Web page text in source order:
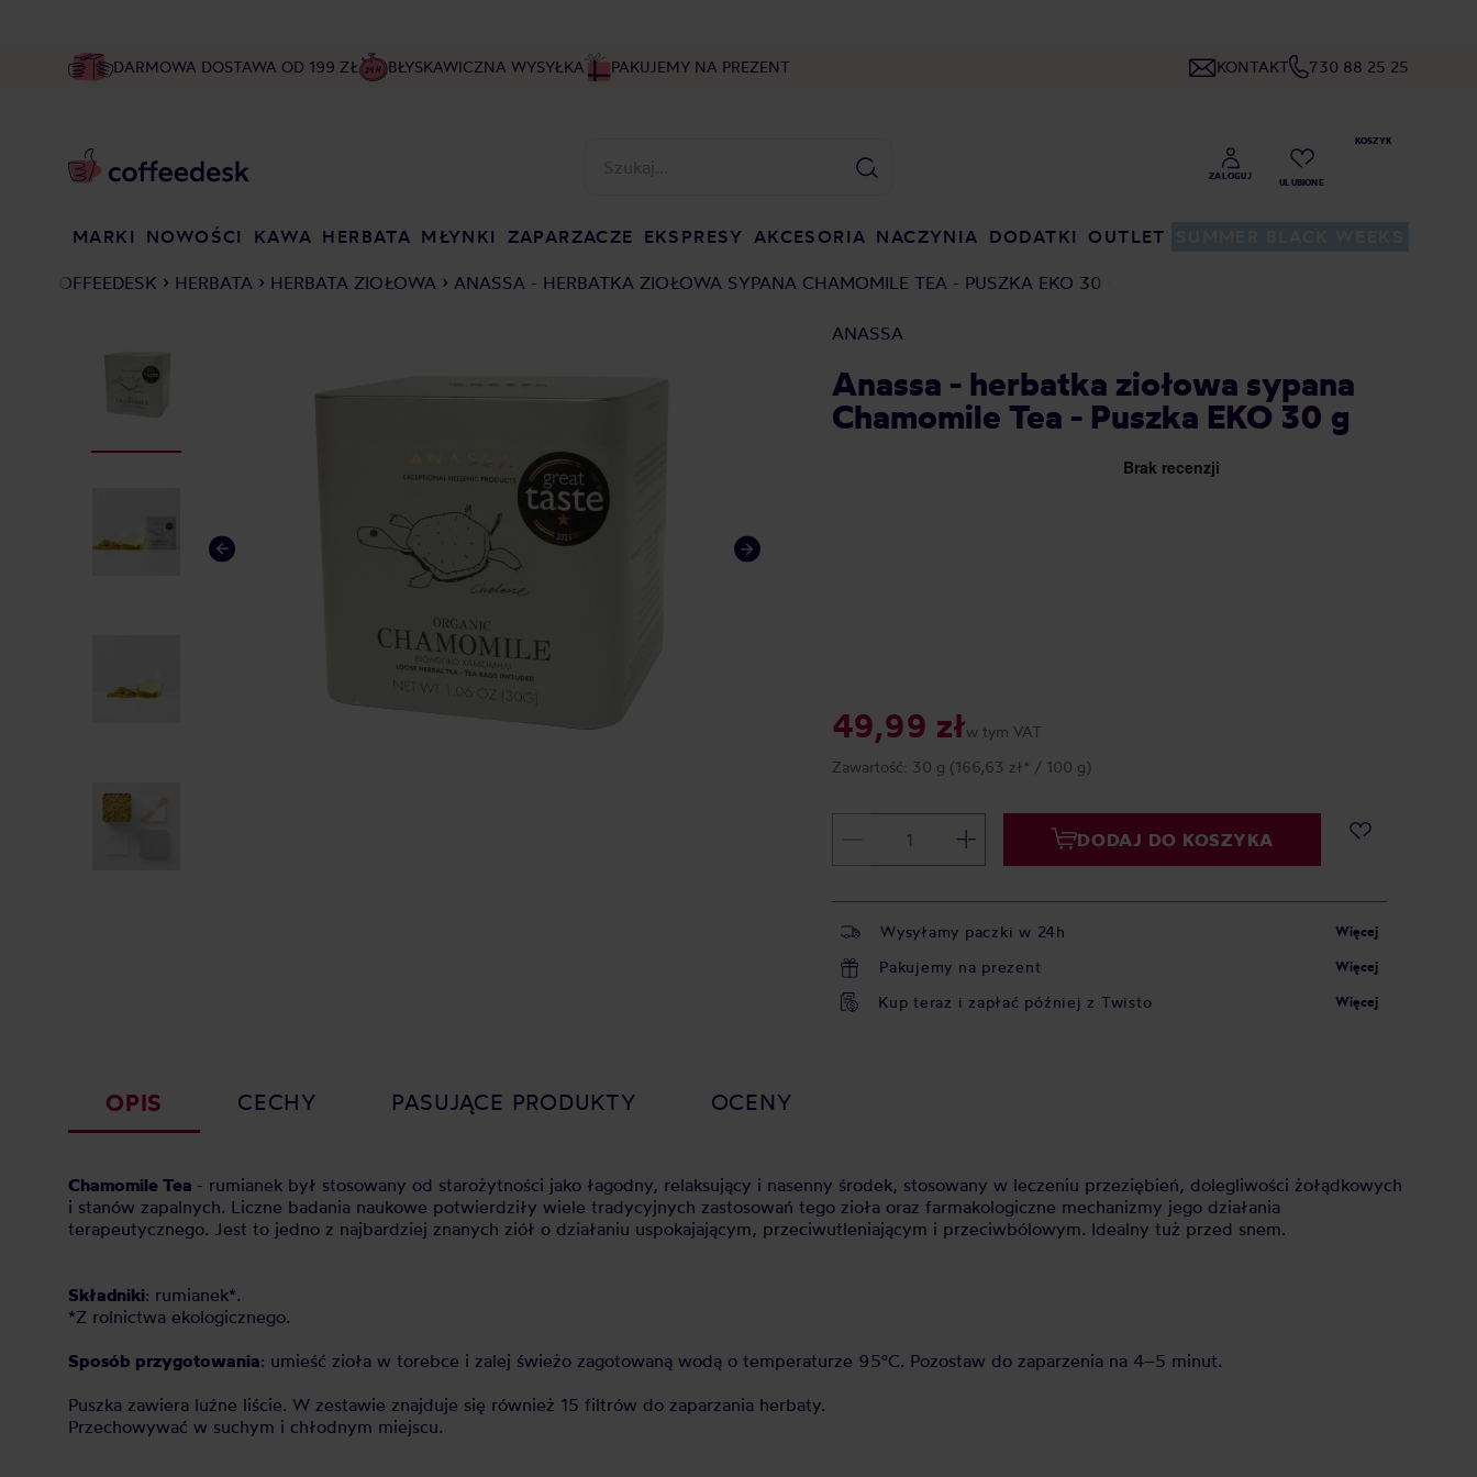
DARMOWA DOSTAWA OD 199 ZŁ BŁYSKAWICZNA WYSYŁKA PAKUJEMY NA PREZENT KONTAKT 730 88 25 25
MARKI NOWOŚCI KAWA HERBATA MŁYNKI ZAPARZACZE EKSPRESY AKCESORIA NACZYNIA DODATKI OUTLET
COFFEEDESK HERBATA HERBATA ZIOŁOWA ANASSA - HERBATKA ZIOŁOWA SYPANA CHAMOMILE TEA - PUSZKA EKO 30 G
ANASSA
Anassa - herbatka ziołowa sypana
Chamomile Tea - Puszka EKO 30 g
49,99 złw tym VAT
Zawartość: 30 g (166,63 zł* / 100 g)
DODAJ DO KOSZYKA
Wysyłamy paczki w 24h Więcej
Pakujemy na prezent Więcej
Kup teraz i zapłać później z Twisto Więcej
OPIS CECHY PASUJĄCE PRODUKTY OCENY
Chamomile Tea - rumianek był stosowany od starożytności jako łagodny, relaksujący i nasenny środek, stosowany w leczeniu przeziębień, dolegliwości żołądkowych
i stanów zapalnych. Liczne badania naukowe potwierdziły wiele tradycyjnych zastosowań tego zioła oraz farmakologiczne mechanizmy jego działania
terapeutycznego. Jest to jedno z najbardziej znanych ziół o działaniu uspokajającym, przeciwutleniającym i przeciwbólowym. Idealny tuż przed snem.
Składniki: rumianek*.
*Z rolnictwa ekologicznego.
Sposób przygotowania: umieść zioła w torebce i zalej świeżo zagotowaną wodą o temperaturze 95°C. Pozostaw do zaparzenia na 4–5 minut.
Puszka zawiera luźne liście. W zestawie znajduje się również 15 filtrów do zaparzania herbaty.
Przechowywać w suchym i chłodnym miejscu.